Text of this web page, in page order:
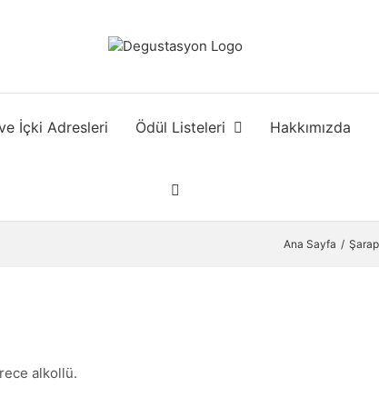
İçki Adresleri Ödül Listeleri Hakkımızda
Ana Sayfa Şarap
alkollü.